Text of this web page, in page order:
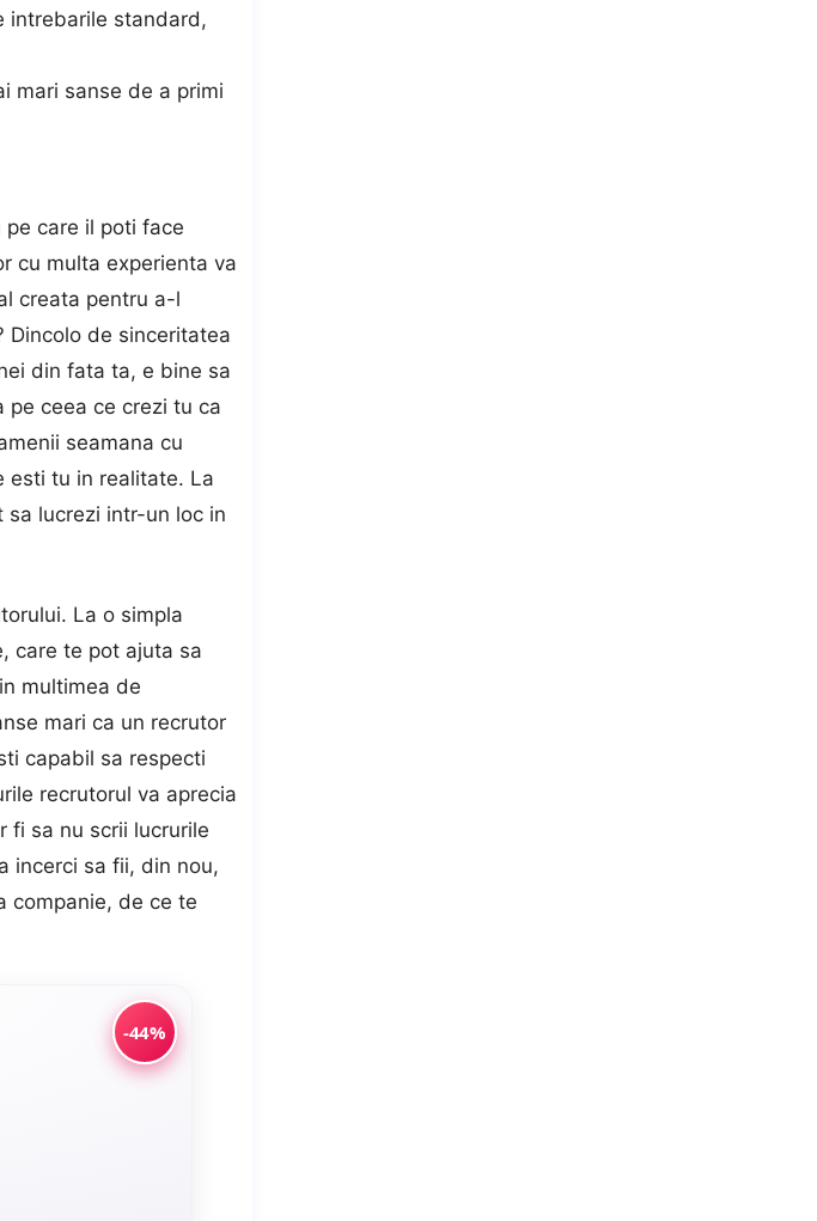
intrebarile standard,
mari sanse de a primi
care il poti face
cu multa experienta va
creata pentru a-l
Dincolo de sinceritatea
din fata ta, e bine sa
ceea ce crezi tu ca
seamana cu
esti tu in realitate. La
lucrezi intr-un loc in
La o simpla
care te pot ajuta sa
multimea de
mari ca un recrutor
capabil sa respecti
recrutorul va aprecia
fi sa nu scrii lucrurile
incerci sa fii, din nou,
companie, de ce te
-44%